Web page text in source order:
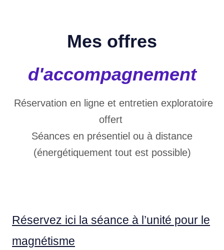
Mes offres
d'accompagnement
Réservation en ligne et entretien exploratoire
offert
Séances en présentiel ou à distance
(énergétiquement tout est possible)
Réservez ici la séance à l’unité pour le
magnétisme